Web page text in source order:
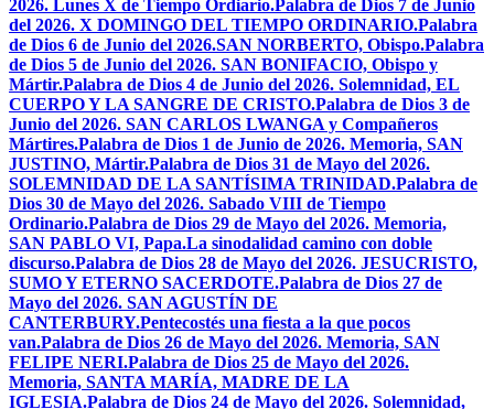
2026. Lunes X de Tiempo Ordiario.Palabra de Dios 7 de Junio
del 2026. X DOMINGO DEL TIEMPO ORDINARIO.Palabra
de Dios 6 de Junio del 2026.SAN NORBERTO, Obispo.Palabra
de Dios 5 de Junio del 2026. SAN BONIFACIO, Obispo y
Mártir.Palabra de Dios 4 de Junio del 2026. Solemnidad, EL
CUERPO Y LA SANGRE DE CRISTO.Palabra de Dios 3 de
Junio del 2026. SAN CARLOS LWANGA y Compañeros
Mártires.Palabra de Dios 1 de Junio de 2026. Memoria, SAN
JUSTINO, Mártir.Palabra de Dios 31 de Mayo del 2026.
SOLEMNIDAD DE LA SANTÍSIMA TRINIDAD.Palabra de
Dios 30 de Mayo del 2026. Sabado VIII de Tiempo
Ordinario.Palabra de Dios 29 de Mayo del 2026. Memoria,
SAN PABLO VI, Papa.La sinodalidad camino con doble
discurso.Palabra de Dios 28 de Mayo del 2026. JESUCRISTO,
SUMO Y ETERNO SACERDOTE.Palabra de Dios 27 de
Mayo del 2026. SAN AGUSTÍN DE
CANTERBURY.Pentecostés una fiesta a la que pocos
van.Palabra de Dios 26 de Mayo del 2026. Memoria, SAN
FELIPE NERI.Palabra de Dios 25 de Mayo del 2026.
Memoria, SANTA MARÍA, MADRE DE LA
IGLESIA.Palabra de Dios 24 de Mayo del 2026. Solemnidad,